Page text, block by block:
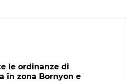
le ordinanze di
in zona Bornyon e